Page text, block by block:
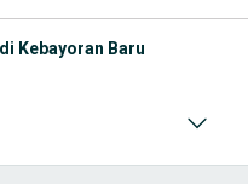
. Semua kebutuhan
ingin berbagi atau
Kebayoran Baru